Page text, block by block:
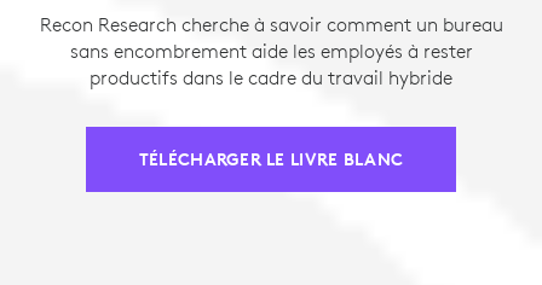
Recon Research cherche à savoir comment un bureau
sans encombrement aide les employés à rester
productifs dans le cadre du travail hybride
TÉLÉCHARGER LE LIVRE BLANC